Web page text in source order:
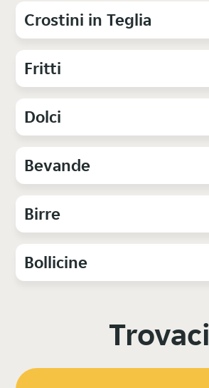
Crostini in Teglia
Fritti
Dolci
Bevande
Birre
Bollicine
Trovaci